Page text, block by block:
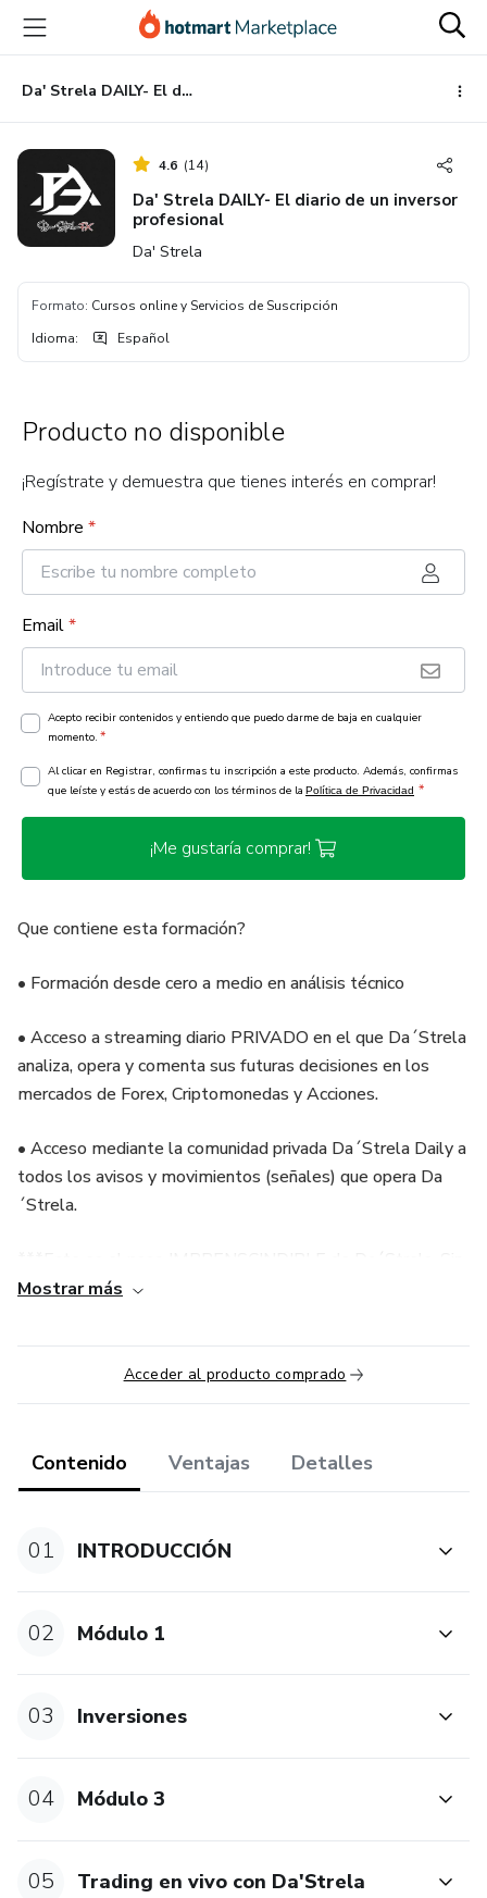
principal
página
de
página
Da' Strela DAILY- El diario de un inversor profesional
4.6 (14)
Da' Strela DAILY- El diario de un inversor
profesional
Da' Strela
Formato: Cursos online y Servicios de Suscripción
Idioma: Español
Producto no disponible
¡Regístrate y demuestra que tienes interés en comprar!
Nombre *
Email*
Acepto recibir contenidos y entiendo que puedo darme de baja en cualquier
momento. *
Al clicar en Registrar, confirmas tu inscripción a este producto. Además, confirmas
que leíste y estás de acuerdo con los términos de la Política de Privacidad *
¡Me gustaría comprar!
Que contiene esta formación?
• Formación desde cero a medio en análisis técnico
• Acceso a streaming diario PRIVADO en el que Da´Strela
analiza, opera y comenta sus futuras decisiones en los
mercados de Forex, Criptomonedas y Acciones.
• Acceso mediante la comunidad privada Da´Strela Daily a
todos los avisos y movimientos (señales) que opera Da
´Strela.
esta formación CONSTANTE no podrás seguir avanzando.
***El objetivo de nuestro equipo, es que si realmente te
interesa el mundo de la inversión, este es el curso con el
que queremos que generes tanto el dinero (además de
experiencia necesaria para acceder a la formación más
PREMIUM.
***Este Producto no garantiza la obtención de resultados.
debe ser interpretada como una garantía de resultados.
de pérdida. Ninguna información contenida en este
producto debe ser interpretada como un asesoramiento de
Mostrar más
Acceder al producto comprado
Contenido Ventajas Detalles
01 INTRODUCCIÓN
02 Módulo 1
03 Inversiones
04 Módulo 3
05 Trading en vivo con Da'Strela